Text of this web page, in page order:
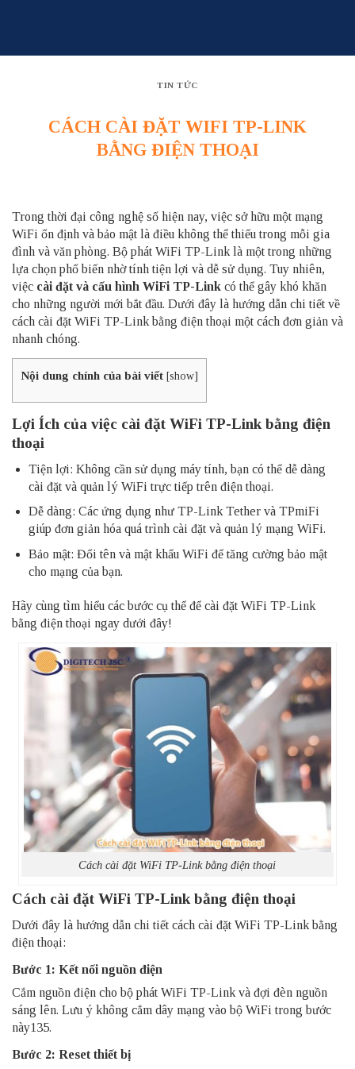
TIN TỨC
CÁCH CÀI ĐẶT WIFI TP-LINK
BẰNG ĐIỆN THOẠI
Trong thời đại công nghệ số hiện nay, việc sở hữu một mạng
WiFi ổn định và bảo mật là điều không thể thiếu trong mỗi gia
đình và văn phòng. Bộ phát WiFi TP-Link là một trong những
lựa chọn phổ biến nhờ tính tiện lợi và dễ sử dụng. Tuy nhiên,
việc cài đặt và cấu hình WiFi TP-Link có thể gây khó khăn
cho những người mới bắt đầu. Dưới đây là hướng dẫn chi tiết về
cách cài đặt WiFi TP-Link bằng điện thoại một cách đơn giản và
nhanh chóng.
Nội dung chính của bài viết [show]
Lợi Ích của việc cài đặt WiFi TP-Link bằng điện
thoại
Tiện lợi: Không cần sử dụng máy tính, bạn có thể dễ dàng
cài đặt và quản lý WiFi trực tiếp trên điện thoại.
Dễ dàng: Các ứng dụng như TP-Link Tether và TPmiFi
giúp đơn giản hóa quá trình cài đặt và quản lý mạng WiFi.
Bảo mật: Đổi tên và mật khẩu WiFi để tăng cường bảo mật
cho mạng của bạn.
Hãy cùng tìm hiểu các bước cụ thể để cài đặt WiFi TP-Link
bằng điện thoại ngay dưới đây!
Cách cài đặt WiFi TP-Link bằng điện thoại
Cách cài đặt WiFi TP-Link bằng điện thoại
Dưới đây là hướng dẫn chi tiết cách cài đặt WiFi TP-Link bằng
điện thoại:
Bước 1: Kết nối nguồn điện
Cắm nguồn điện cho bộ phát WiFi TP-Link và đợi đèn nguồn
sáng lên. Lưu ý không cắm dây mạng vào bộ WiFi trong bước
này135.
Bước 2: Reset thiết bị